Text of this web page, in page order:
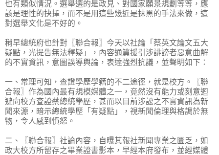
也有類似情況。選舉選的是政見、對國家願景規劃等等，應
該是理性的抉擇，而不是用這些幾近是抹黑的手法來做，這
對選舉文化是不好的。
稍早總統府也針對〖聯合報〗今天以社論「蔡英文論文五大
疑點，光提告無法釋疑」，內容通篇援引涉誹謗者惡意曲解
的不實資訊，意圖誤導輿論，表達強烈抗議，並聲明如下：
一、常理可知，查證學歷學籍的不二途徑，就是校方。〖聯
合報〗作為國內最有規模媒體之一，竟然沒有能力或刻意迴
避向校方查證蔡總統學歷，甚而以目前涉訟之不實資訊為新
聞來源，暗示總統學歷「有疑點」，視新聞倫理與格調於無
物，令人感到憤怒。
二、〖聯合報〗社論內容，自曝其報社新聞專業之匱乏，如
政大校方所留存之畢業證書影本，早經本府發布，並經媒體